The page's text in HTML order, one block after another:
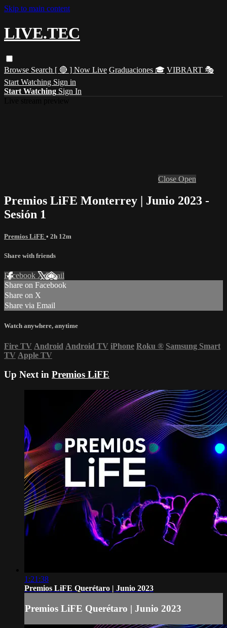
Skip to main content
LIVE.TEC
Browse Search [ 🔴 ] Now Live Graduaciones 🎓 VIBRART 🎭
Start Watching Sign in
Start Watching Sign In
Close Open
Premios LiFE Monterrey | Junio 2023 -
Sesión 1
Premios LiFE • 2h 12m
Share with friends
Facebook XEmail
Share on Facebook
Share on X
Share via Email
Watch anywhere, anytime
Fire TV Android Android TV iPhone Roku ® Samsung Smart
TV Apple TV
Up Next in Premios LiFE
1:21:38
Premios LiFE Querétaro | Junio 2023
Premios LiFE Querétaro | Junio 2023